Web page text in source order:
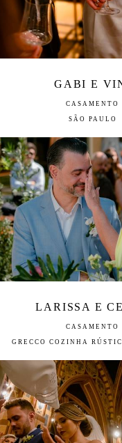
GABI E
CASAMENTO
SÃO PAULO
LARISSA E
CASAMENTO
GRECCO COZINHA